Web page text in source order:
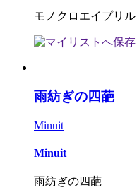
モノクロエイプリル
雨紡ぎの四葩
Minuit
Minuit
雨紡ぎの四葩